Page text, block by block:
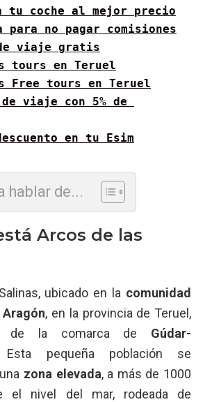
tu coche al mejor precio
para no pagar comisiones
viaje gratis
tours en Teruel
Free tours en Teruel
de viaje con 5% de
en tu Esim
hablar de...
Arcos de las
ubicado en la comunidad
, en la provincia de Teruel,
de la comarca de Gúdar-
pequeña población se
zona elevada, a más de 1000
el nivel del mar, rodeada de